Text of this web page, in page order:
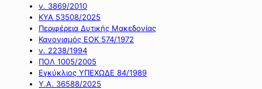
ν. 3869/2010
ΚΥΑ 53508/2025
Περιφέρεια Δυτικής Μακεδονίας
Κανονισμός ΕΟΚ 574/1972
ν. 2238/1994
ΠΟΛ 1005/2005
Εγκύκλιος ΥΠΕΧΩΔΕ 84/1989
Υ.Α. 36588/2025